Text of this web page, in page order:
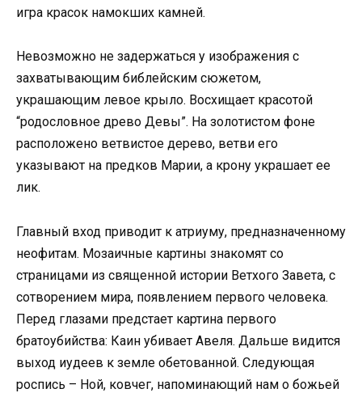
игра красок намокших камней.
Невозможно не задержаться у изображения с
захватывающим библейским сюжетом,
украшающим левое крыло. Восхищает красотой
“родословное древо Девы”. На золотистом фоне
расположено ветвистое дерево, ветви его
указывают на предков Марии, а крону украшает ее
лик.
Главный вход приводит к атриуму, предназначенному
неофитам. Мозаичные картины знакомят со
страницами из священной истории Ветхого Завета, с
сотворением мира, появлением первого человека.
Перед глазами предстает картина первого
братоубийства: Каин убивает Авеля. Дальше видится
выход иудеев к земле обетованной. Следующая
роспись – Ной, ковчег, напоминающий нам о божьей